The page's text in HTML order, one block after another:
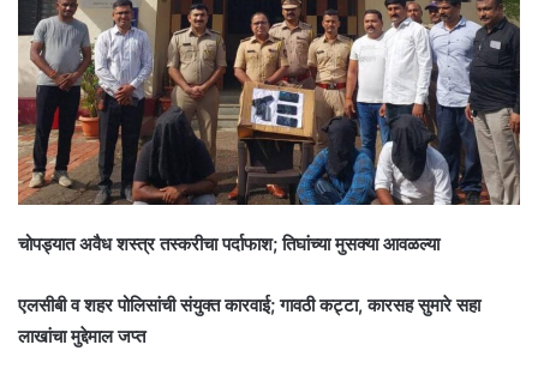
चोपड्यात अवैध शस्त्र तस्करीचा पर्दाफाश; तिघांच्या मुसक्या आवळल्या
एलसीबी व शहर पोलिसांची संयुक्त कारवाई; गावठी कट्टा, कारसह सुमारे सहा
लाखांचा मुद्देमाल जप्त